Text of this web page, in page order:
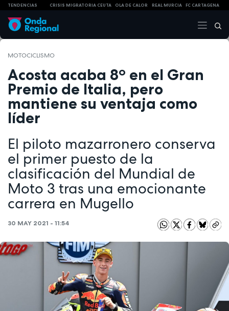
TENDENCIAS CRISIS MIGRATORIA CEUTA OLA DE CALOR REAL MURCIA FC CARTAGENA
MOTOCICLISMO
Acosta acaba 8º en el Gran
Premio de Italia, pero
mantiene su ventaja como
líder
El piloto mazarronero conserva
el primer puesto de la
clasificación del Mundial de
Moto 3 tras una emocionante
carrera en Mugello
30 MAY 2021 - 11:54